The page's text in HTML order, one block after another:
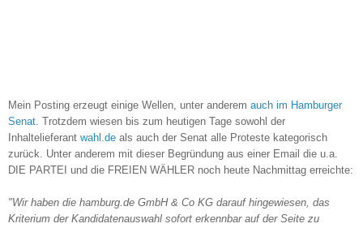
Mein Posting erzeugt einige Wellen, unter anderem auch im Hamburger
Senat. Trotzdem wiesen bis zum heutigen Tage sowohl der
Inhaltelieferant wahl.de als auch der Senat alle Proteste kategorisch
zurück. Unter anderem mit dieser Begründung aus einer Email die u.a.
DIE PARTEI und die FREIEN WÄHLER noch heute Nachmittag erreichte:
"Wir haben die hamburg.de GmbH & Co KG darauf hingewiesen, das
Kriterium der Kandidatenauswahl sofort erkennbar auf der Seite zu